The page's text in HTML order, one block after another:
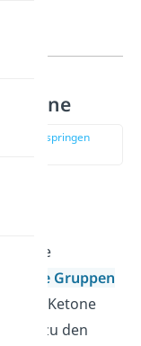
Ketone
im Video springen
sind
die
Gruppen
Ketone
zu den